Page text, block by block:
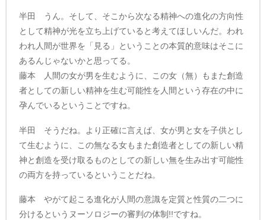
半田 うん。そして、そこから次なる精神への進化の方向性
として精神が光を立ち上げていると考えてほしいんだ。われ
われ人間が世界を「見る」ということの本質的意味はそこに
あるんじゃないかと思ってる。
藤本 人間の女が男を生むように、この女（無）もまた創造
者としての新しい精神を生む可能性を人間という存在の中に
孕んでいるということですね。
半田 そうだね。より正確に言えば、女が男と女を子供とし
て生むように、この無なる女もまた創造者としての新しい精
神と創造を受け取るものとしての新しい無を生み出す可能性
の両方を持っているということだね。
藤本 やがて起こる進化が人間の意識を定質と性質の二つに
分けるというヌーソロジーの審判の体制!!ですね。